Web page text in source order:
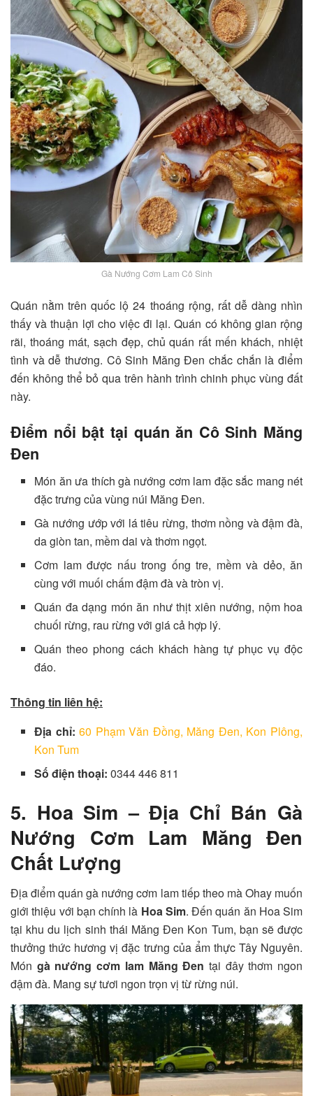
Gà Nướng Cơm Lam Cô Sinh
Quán nằm trên quốc lộ 24 thoáng rộng, rất dễ dàng nhìn
thấy và thuận lợi cho việc đi lại. Quán có không gian rộng
rãi, thoáng mát, sạch đẹp, chủ quán rất mến khách, nhiệt
tình và dễ thương. Cô Sinh Măng Đen chắc chắn là điểm
đến không thể bỏ qua trên hành trình chinh phục vùng đất
này.
Điểm nổi bật tại quán ăn Cô Sinh Măng
Đen
Món ăn ưa thích gà nướng cơm lam đặc sắc mang nét
đặc trưng của vùng núi Măng Đen.
Gà nướng ướp với lá tiêu rừng, thơm nồng và đậm đà,
da giòn tan, mềm dai và thơm ngọt.
Cơm lam được nấu trong ống tre, mềm và dẻo, ăn
cùng với muối chấm đậm đà và tròn vị.
Quán đa dạng món ăn như thịt xiên nướng, nộm hoa
chuối rừng, rau rừng với giá cả hợp lý.
Quán theo phong cách khách hàng tự phục vụ độc
đáo.
Thông tin liên hệ:
Địa chỉ:60 Phạm Văn Đồng, Măng Đen, Kon Plông,
Kon Tum
Số điện thoại:0344 446 811
5. Hoa Sim – Địa Chỉ Bán Gà
Nướng Cơm Lam Măng Đen
Chất Lượng
Địa điểm quán gà nướng cơm lam tiếp theo mà Ohay muốn
giới thiệu với bạn chính là Hoa Sim. Đến quán ăn Hoa Sim
tại khu du lịch sinh thái Măng Đen Kon Tum, bạn sẽ được
thưởng thức hương vị đặc trưng của ẩm thực Tây Nguyên.
Món gà nướng cơm lam Măng Đen tại đây thơm ngon
đậm đà. Mang sự tươi ngon trọn vị từ rừng núi.